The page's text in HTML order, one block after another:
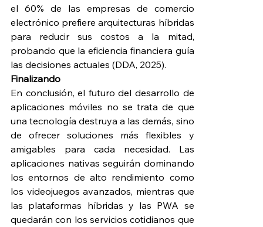
el 60% de las empresas de comercio
electrónico prefiere arquitecturas híbridas
para reducir sus costos a la mitad,
probando que la eficiencia financiera guía
las decisiones actuales (DDA, 2025).
Finalizando
En conclusión, el futuro del desarrollo de
aplicaciones móviles no se trata de que
una tecnología destruya a las demás, sino
de ofrecer soluciones más flexibles y
amigables para cada necesidad. Las
aplicaciones nativas seguirán dominando
los entornos de alto rendimiento como
los videojuegos avanzados, mientras que
las plataformas híbridas y las PWA se
quedarán con los servicios cotidianos que